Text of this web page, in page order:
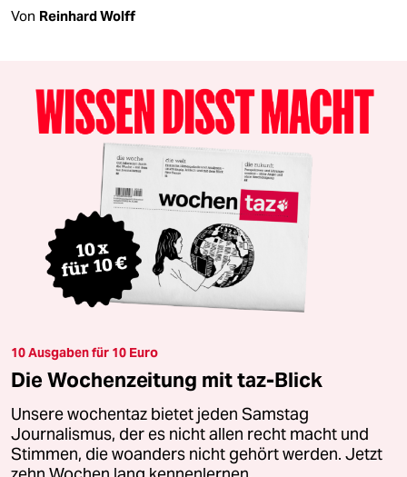
Von Reinhard Wolff
10 Ausgaben für 10 Euro
Die Wochenzeitung mit taz-Blick
Unsere wochentaz bietet jeden Samstag
Journalismus, der es nicht allen recht macht und
Stimmen, die woanders nicht gehört werden. Jetzt